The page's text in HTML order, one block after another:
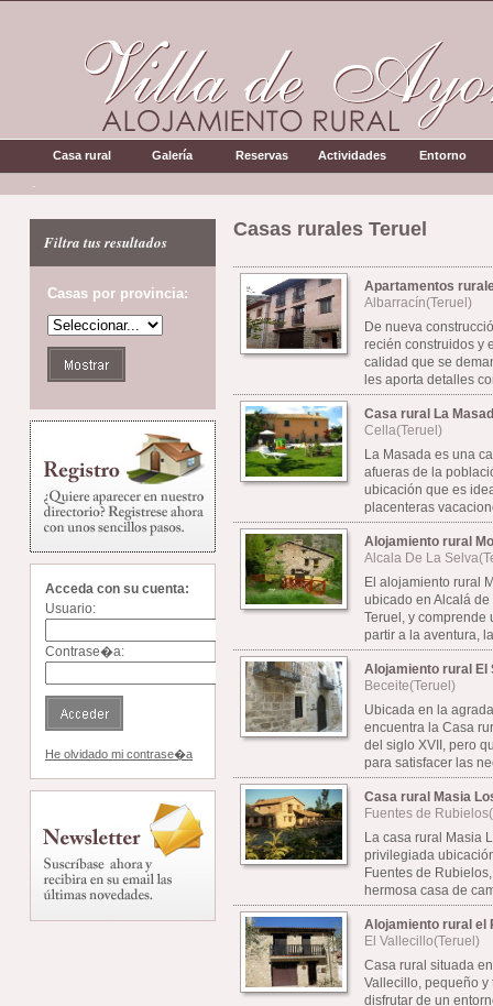
Casa rural Galería Reservas Actividades Entorno
.
Filtra tus resultados
Casas por provincia:
Acceda con su cuenta:
Usuario:
Contrase�a:
He olvidado mi contrase�a
Casas rurales Teruel
Apartamentos
Albarracín(Teruel)
De nueva
recién construidos y
calidad que se
les aporta detalles
Casa rural La
Cella(Teruel)
La Masada es una
afueras de la
ubicación que es
placenteras
Alojamiento rural
Alcala De La
El alojamiento rural
ubicado en Alcalá
Teruel, y comprende
partir a la aventura,
Alojamiento rural El
Beceite(Teruel)
Ubicada en la
encuentra la Casa
del siglo XVII, pero
para satisfacer las
Casa rural Masia
Fuentes de
La casa rural Masia
privilegiada
Fuentes de
hermosa casa de
Alojamiento rural el
El Vallecillo(Teruel)
Casa rural situada
Vallecillo, pequeño
disfrutar de un